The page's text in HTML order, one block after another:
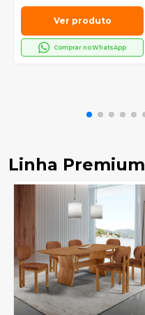
Ver produto
Comprar no WhatsApp
Linha Premium